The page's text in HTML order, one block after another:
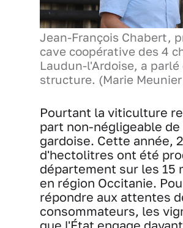
Jean-François Chabert,
cave coopérative des 4
Laudun-l'Ardoise, a
structure. (Marie
Pourtant la viticulture
part non-négligeable de
gardoise. Cette année,
d'hectolitres ont été
département sur les 15
en région Occitanie.
répondre aux attentes
consommateurs, les
que l'État engage